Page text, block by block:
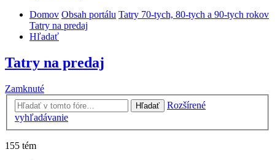
Domov Obsah portálu Tatry 70-tych, 80-tych a 90-tych rokov
Tatry na predaj
Hľadať
Tatry na predaj
Zamknuté
Hľadať
Rozšírené
vyhľadávanie
155 tém